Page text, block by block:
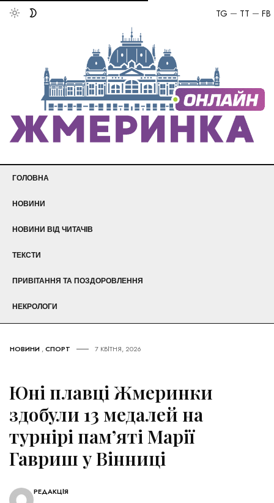
FB
TT
TG
ГОЛОВНА
НОВИНИ
НОВИНИ ВІД ЧИТАЧІВ
ТЕКСТИ
ПРИВІТАННЯ ТА ПОЗДОРОВЛЕННЯ
НЕКРОЛОГИ
НОВИНИ ,СПОРТ 7 КВІТНЯ, 2026
Юні плавці Жмеринки
здобули 13 медалей на
турнірі пам’яті Марії
Гавриш у Вінниці
РЕДАКЦІЯ